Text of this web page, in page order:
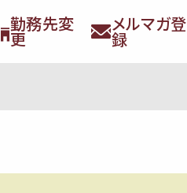
勤務先変
更
メルマガ登
録